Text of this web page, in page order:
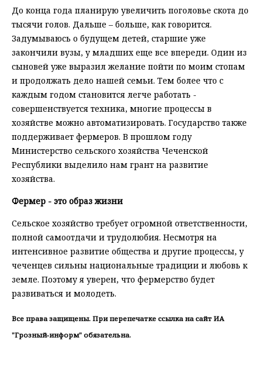
До конца года планирую увеличить поголовье скота до
тысячи голов. Дальше – больше, как говорится.
Задумываюсь о будущем детей, старшие уже
закончили вузы, у младших еще все впереди. Один из
сыновей уже выразил желание пойти по моим стопам
и продолжать дело нашей семьи. Тем более что с
каждым годом становится легче работать -
совершенствуется техника, многие процессы в
хозяйстве можно автоматизировать. Государство также
поддерживает фермеров. В прошлом году
Министерство сельского хозяйства Чеченской
Республики выделило нам грант на развитие
хозяйства.
Фермер - это образ жизни
Сельское хозяйство требует огромной ответственности,
полной самоотдачи и трудолюбия. Несмотря на
интенсивное развитие общества и другие процессы, у
чеченцев сильны национальные традиции и любовь к
земле. Поэтому я уверен, что фермерство будет
развиваться и молодеть.
Все права защищены. При перепечатке ссылка на сайт ИА
"Грозный-информ" обязательна.